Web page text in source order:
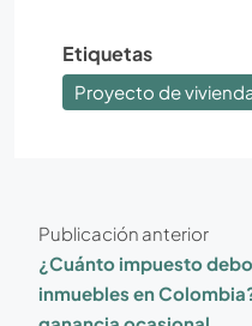
Etiquetas
Proyecto de
Publicación anterior
¿Cuánto impuesto
inmuebles en